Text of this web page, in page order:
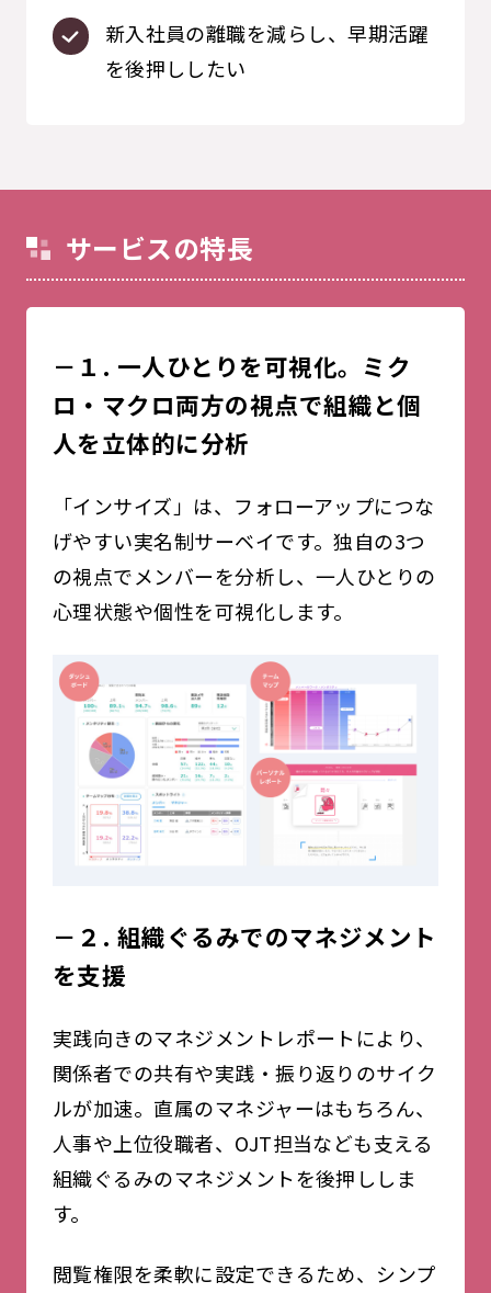
新入社員の離職を減らし、早期活躍
を後押ししたい
サービスの特長
－１. 一人ひとりを可視化。ミク
ロ・マクロ両方の視点で組織と個
人を立体的に分析
「インサイズ」は、フォローアップにつな
げやすい実名制サーベイです。独自の3つ
の視点でメンバーを分析し、一人ひとりの
心理状態や個性を可視化します。
－２. 組織ぐるみでのマネジメント
を支援
実践向きのマネジメントレポートにより、
関係者での共有や実践・振り返りのサイク
ルが加速。直属のマネジャーはもちろん、
人事や上位役職者、OJT担当なども支える
組織ぐるみのマネジメントを後押ししま
す。
閲覧権限を柔軟に設定できるため、シンプ